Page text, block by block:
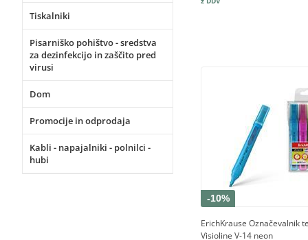
Tiskalniki
Pisarniško pohištvo - sredstva
za dezinfekcijo in zaščito pred
virusi
Dom
Promocije in odprodaja
Kabli - napajalniki - polnilci -
hubi
-10%
ErichKrause Označevalnik
Visioline V-14 neon